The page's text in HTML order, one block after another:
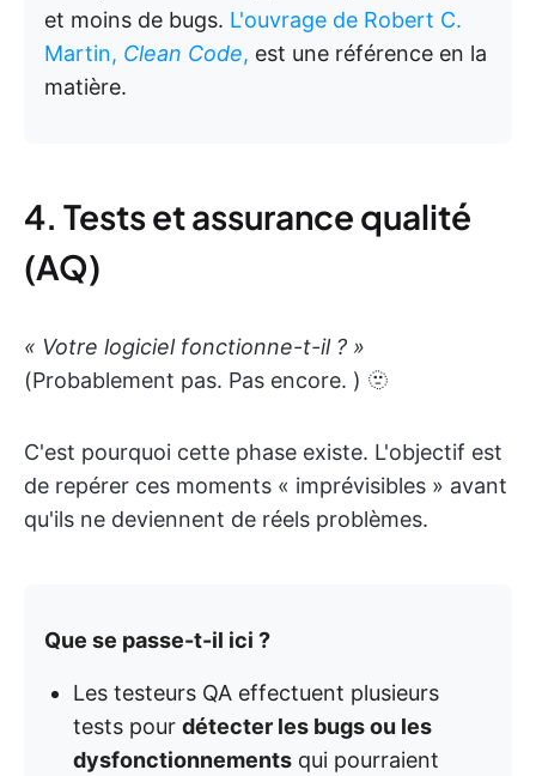
et moins de bugs. L'ouvrage de Robert C.
Martin, Clean Code, est une référence en la
matière.
4. Tests et assurance qualité
(AQ)
« Votre logiciel fonctionne-t-il ? »
(Probablement pas. Pas encore. ) 🫥
C'est pourquoi cette phase existe. L'objectif est
de repérer ces moments « imprévisibles » avant
qu'ils ne deviennent de réels problèmes.
Que se passe-t-il ici ?
Les testeurs QA effectuent plusieurs
tests pour détecter les bugs ou les
dysfonctionnements qui pourraient